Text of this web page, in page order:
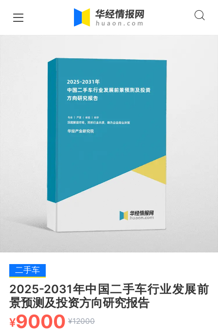
二手车
2025-2031年中国二手车行业发展前
景预测及投资方向研究报告
¥9000 ¥12000